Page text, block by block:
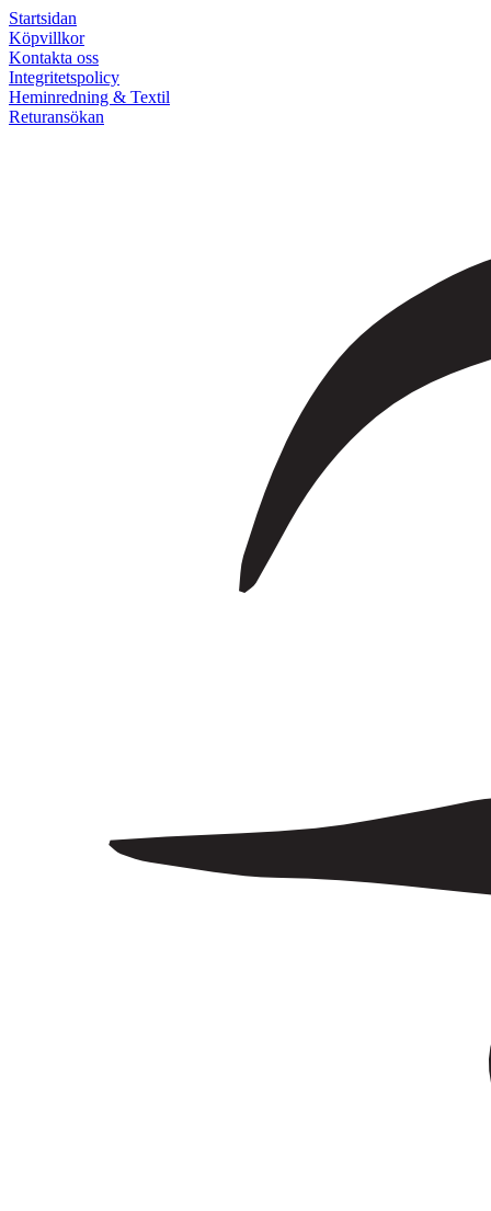
Startsidan
Köpvillkor
Kontakta oss
Integritetspolicy
Heminredning & Textil
Returansökan